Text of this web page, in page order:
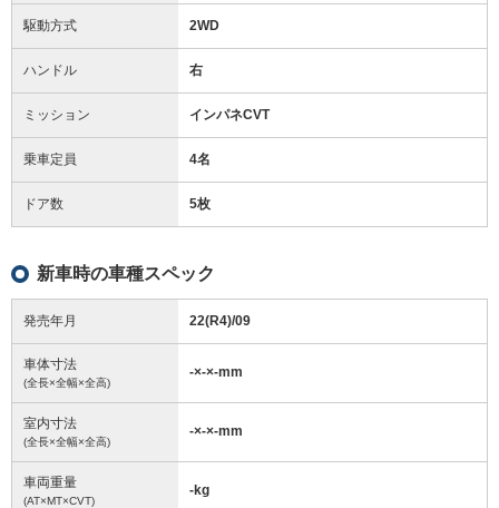
駆動方式 2WD
ハンドル 右
ミッション インパネCVT
乗車定員 4名
ドア数 5枚
新車時の車種スペック
発売年月 22(R4)/09
車体寸法
(全長×全幅×全高)
-×-×-mm
室内寸法
(全長×全幅×全高)
-×-×-mm
車両重量
(AT×MT×CVT)
-kg